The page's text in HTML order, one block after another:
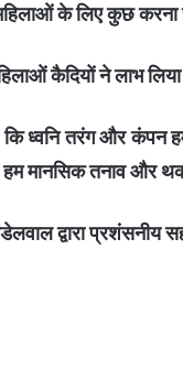
के लिए कुछ करना
कैदियों ने लाभ
ध्वनि तरंग और कंपन
हम मानसिक तनाव और
द्वारा प्रशंसनीय